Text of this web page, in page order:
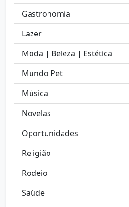
Gastronomia
Lazer
Moda | Beleza | Estética
Mundo Pet
Música
Novelas
Oportunidades
Religião
Rodeio
Saúde